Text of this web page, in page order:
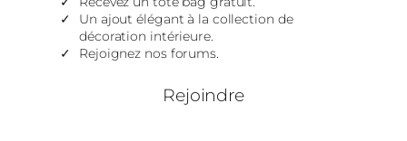
Un ajout élégant à la collection de
décoration intérieure.
Rejoignez nos forums.
Rejoindre